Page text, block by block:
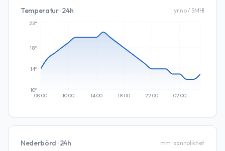
Temperatur · 24h yr.no / SMHI
06:00 10:00 14:00 18:00 22:00 02:00
10°
14°
18°
23°
Nederbörd · 24h mm · sannolikhet